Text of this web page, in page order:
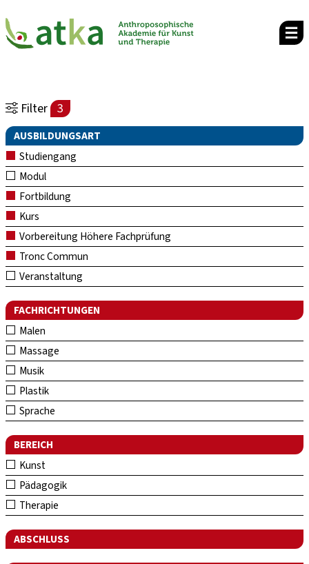
Filter 3
AUSBILDUNGSART
Studiengang
Modul
Fortbildung
Kurs
Vorbereitung Höhere Fachprüfung
Tronc Commun
Veranstaltung
FACHRICHTUNGEN
Malen
Massage
Musik
Plastik
Sprache
BEREICH
Kunst
Pädagogik
Therapie
ABSCHLUSS